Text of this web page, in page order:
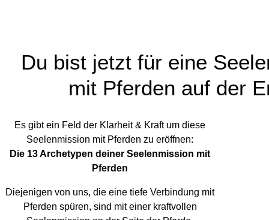
Du bist jetzt für eine
mit Pferden auf der
Es gibt ein Feld der Klarheit & Kraft um diese
Seelenmission mit Pferden zu eröffnen:
Die 13 Archetypen deiner Seelenmission mit
Pferden
Diejenigen von uns, die eine tiefe Verbindung mit
Pferden spüren, sind mit einer kraftvollen